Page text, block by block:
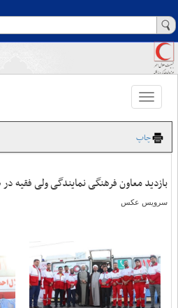
Toggle
navigation
چاپ
بازدید معاون فرهنگی نمایندگی ولی فقیه
سرویس عکس